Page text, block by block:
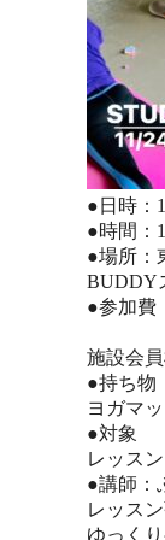
●日時：
●時間：
●場所：
BUDDY
●参加費
以降
施設会
●持ち物
ヨガマ
●対象
レッス
●講師：
レッス
ゆっく